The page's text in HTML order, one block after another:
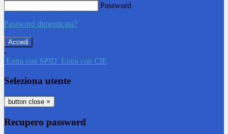
Password
Password dimenticata?
-
Entra con SPID Entra con CIE
Seleziona utente
button close ×
Recupero password